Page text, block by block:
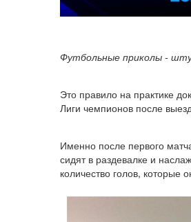
Футбольные приколы -
Это правило на практике
Лиги чемпионов после
Именно после первого
сидят в раздевалке и
количество голов,